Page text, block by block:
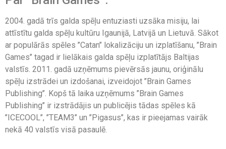
2004. gadā trīs galda spēļu entuziasti uzsāka misiju, lai
attīstītu galda spēļu kultūru Igaunijā, Latvijā un Lietuvā. Sākot
ar populārās spēles ’’Catan’’ lokalizāciju un izplatīšanu, ’’Brain
Games’’ tagad ir lielākais galda spēļu izplatītājs Baltijas
valstīs. 2011. gadā uzņēmums pievērsās jaunu, oriģinālu
spēļu izstrādei un izdošanai, izveidojot ’’Brain Games
Publishing’’. Kopš tā laika uzņēmums ’’Brain Games
Publishing’’ ir izstrādājis un publicējis tādas spēles kā
’’ICECOOL’’, ’’TEAM3’’ un ’’Pigasus’’, kas ir pieejamas vairāk
nekā 40 valstīs visā pasaulē.